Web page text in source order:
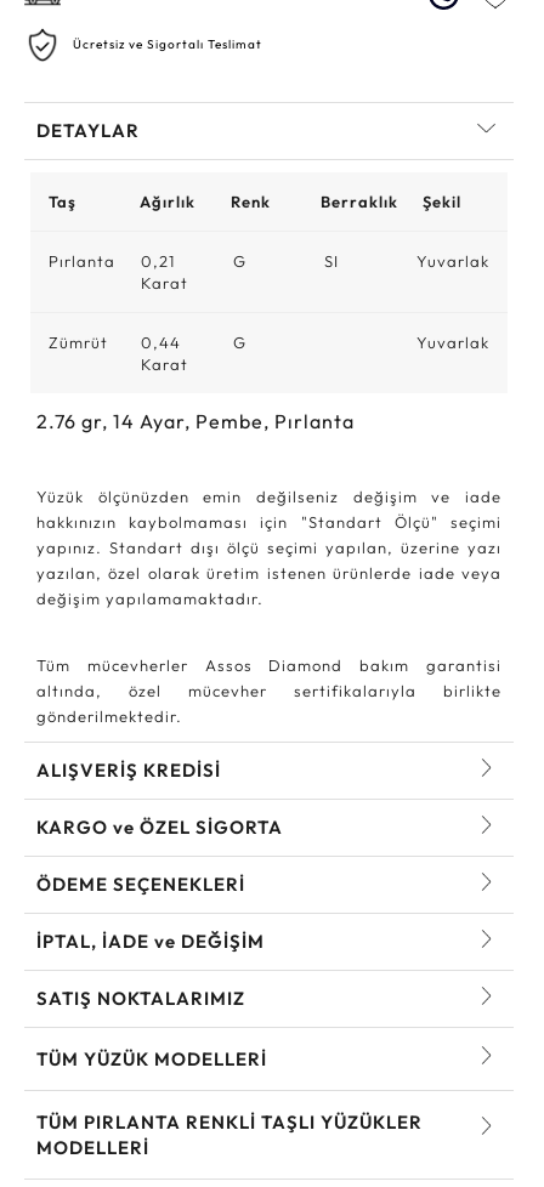
Ücretsiz ve Sigortalı Teslimat
DETAYLAR
Taş Ağırlık Renk Berraklık Şekil
Pırlanta
0,21
Karat
G SI Yuvarlak
Zümrüt
0,44
Karat
G Yuvarlak
2.76 gr, 14 Ayar, Pembe, Pırlanta
Yüzük ölçünüzden emin değilseniz değişim ve iade
hakkınızın kaybolmaması için "Standart Ölçü" seçimi
yapınız. Standart dışı ölçü seçimi yapılan, üzerine yazı
yazılan, özel olarak üretim istenen ürünlerde iade veya
değişim yapılamamaktadır.
Tüm mücevherler Assos Diamond bakım garantisi
altında, özel mücevher sertifikalarıyla birlikte
gönderilmektedir.
ALIŞVERİŞ KREDİSİ
KARGO ve ÖZEL SİGORTA
ÖDEME SEÇENEKLERİ
İPTAL, İADE ve DEĞİŞİM
SATIŞ NOKTALARIMIZ
TÜM YÜZÜK MODELLERI
TÜM PIRLANTA RENKLI TAŞLI YÜZÜKLER
MODELLERI